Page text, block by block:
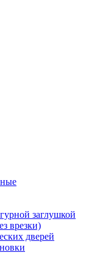
заглушкой
врезки)
дверей